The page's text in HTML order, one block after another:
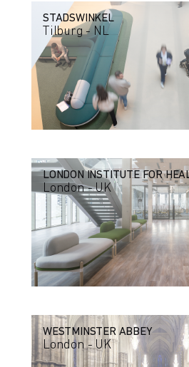
STADSWINKEL
Tilburg - NL
LONDON INSTITUTE FOR
London - UK
WESTMINSTER ABBEY
London - UK